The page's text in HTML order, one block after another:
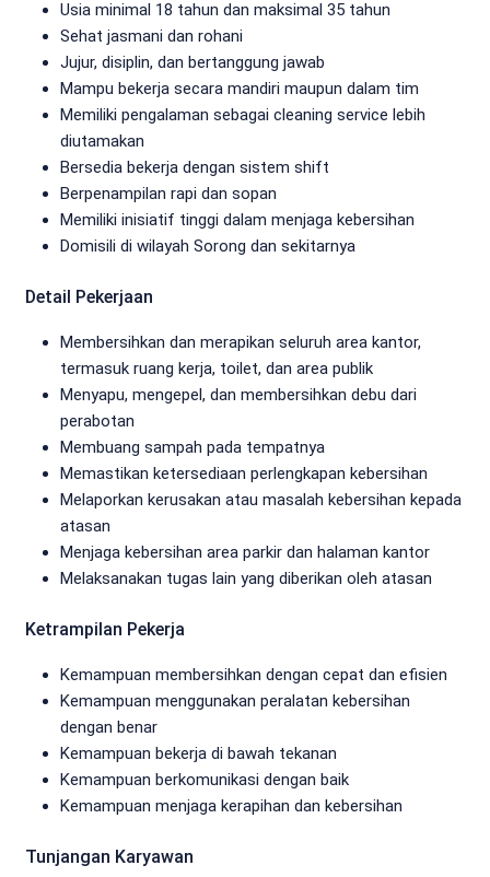
Usia minimal 18 tahun dan maksimal 35 tahun
Sehat jasmani dan rohani
Jujur, disiplin, dan bertanggung jawab
Mampu bekerja secara mandiri maupun dalam tim
Memiliki pengalaman sebagai cleaning service lebih
diutamakan
Bersedia bekerja dengan sistem shift
Berpenampilan rapi dan sopan
Memiliki inisiatif tinggi dalam menjaga kebersihan
Domisili di wilayah Sorong dan sekitarnya
Detail Pekerjaan
Membersihkan dan merapikan seluruh area kantor,
termasuk ruang kerja, toilet, dan area publik
Menyapu, mengepel, dan membersihkan debu dari
perabotan
Membuang sampah pada tempatnya
Memastikan ketersediaan perlengkapan kebersihan
Melaporkan kerusakan atau masalah kebersihan kepada
atasan
Menjaga kebersihan area parkir dan halaman kantor
Melaksanakan tugas lain yang diberikan oleh atasan
Ketrampilan Pekerja
Kemampuan membersihkan dengan cepat dan efisien
Kemampuan menggunakan peralatan kebersihan
dengan benar
Kemampuan bekerja di bawah tekanan
Kemampuan berkomunikasi dengan baik
Kemampuan menjaga kerapihan dan kebersihan
Tunjangan Karyawan